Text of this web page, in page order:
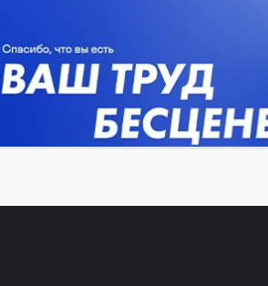
Дню медицинского работника